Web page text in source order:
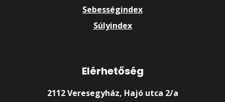
Sebességindex
Súlyindex
Elérhetőség
2112 Veresegyház, Hajó utca 2/a